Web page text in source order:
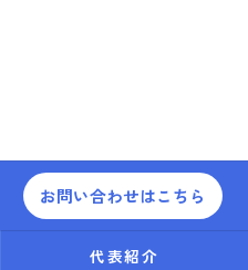
お問い合わせはこちら
代表紹介